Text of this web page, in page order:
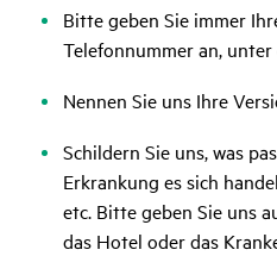
Bitte geben Sie immer
Telefonnummer an,
Nennen Sie uns Ihre
Schildern Sie uns, was
Erkrankung es sich
etc. Bitte geben Sie uns
das Hotel oder das